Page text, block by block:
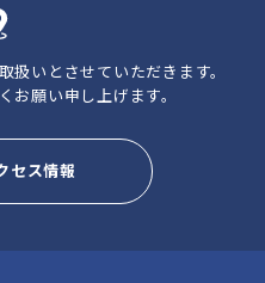
いとさせていただきます。
お願い申し上げます。
セス情報